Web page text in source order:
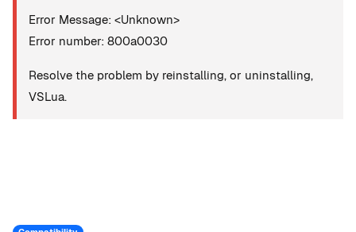
Error Message: <Unknown>
Error number: 800a0030
Resolve the problem by reinstalling, or uninstalling,
VSLua.